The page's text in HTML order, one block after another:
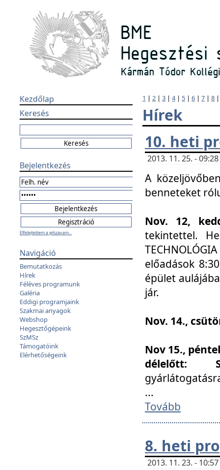
Kezdőlap
Keresés
Bejelentkezés
Elfelejtettem a jelszavam...
Navigáció
Bemutatkozás
Hírek
Féléves programunk
Galéria
Eddigi programjaink
Szakmai anyagok
Webshop
Hegesztőgépeink
SzMSz
Támogatóink
Elérhetőségeink
1 | 2 | 3 | 4| 5 | 6 | 7 | 8
Hírek
10. heti
2013. 11. 25. -
A
benneteket
Nov. 12,
tekintettel.
előadások
épület
jár.
Nov. 14.,
Nov 15.,
délelőtt:
...
Tovább
8. heti
2013. 11. 23. -